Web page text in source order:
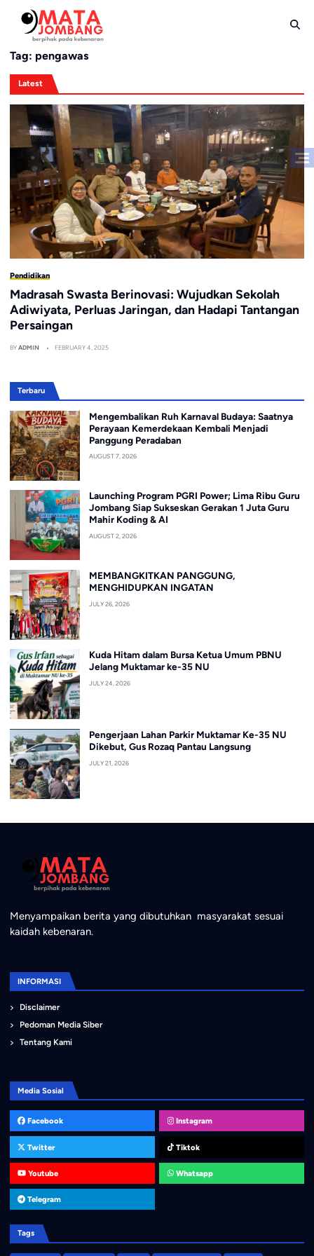
content
Tag: pengawas
Latest
Pendidikan
Madrasah Swasta Berinovasi: Wujudkan Sekolah
Adiwiyata, Perluas Jaringan, dan Hadapi Tantangan
Persaingan
BYADMIN FEBRUARY 4, 2025
Terbaru
Mengembalikan Ruh Karnaval Budaya: Saatnya
Perayaan Kemerdekaan Kembali Menjadi
Panggung Peradaban
AUGUST 7, 2026
Launching Program PGRI Power; Lima Ribu Guru
Jombang Siap Sukseskan Gerakan 1 Juta Guru
Mahir Koding & AI
AUGUST 2, 2026
MEMBANGKITKAN PANGGUNG,
MENGHIDUPKAN INGATAN
JULY 26, 2026
Kuda Hitam dalam Bursa Ketua Umum PBNU
Jelang Muktamar ke-35 NU
JULY 24, 2026
Pengerjaan Lahan Parkir Muktamar Ke-35 NU
Dikebut, Gus Rozaq Pantau Langsung
JULY 21, 2026
Menyampaikan berita yang dibutuhkan masyarakat sesuai
kaidah kebenaran.
INFORMASI
Disclaimer
Pedoman Media Siber
Tentang Kami
Media Sosial
Facebook Instagram
Twitter Tiktok
Youtube Whatsapp
Telegram
Tags